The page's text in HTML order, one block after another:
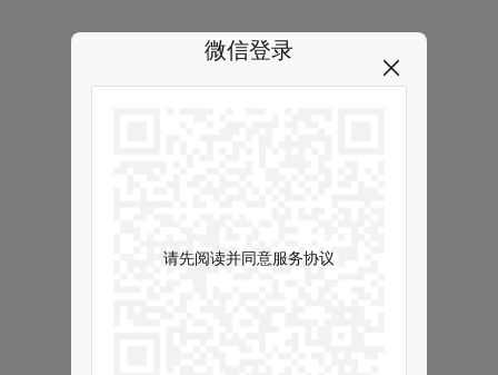
微信登录
请先阅读并同意服务协议